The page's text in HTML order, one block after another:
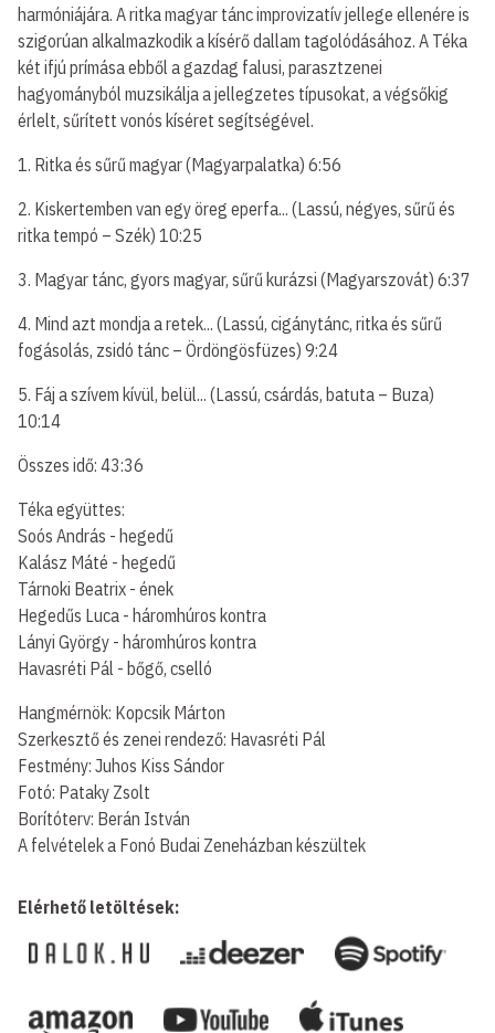
harmóniájára. A ritka magyar tánc improvizatív jellege ellenére is
szigorúan alkalmazkodik a kísérő dallam tagolódásához. A Téka
két ifjú prímása ebből a gazdag falusi, parasztzenei
hagyományból muzsikálja a jellegzetes típusokat, a végsőkig
érlelt, sűrített vonós kíséret segítségével.
1. Ritka és sűrű magyar (Magyarpalatka) 6:56
2. Kiskertemben van egy öreg eperfa... (Lassú, négyes, sűrű és
ritka tempó – Szék) 10:25
3. Magyar tánc, gyors magyar, sűrű kurázsi (Magyarszovát) 6:37
4. Mind azt mondja a retek... (Lassú, cigánytánc, ritka és sűrű
fogásolás, zsidó tánc – Ördöngösfüzes) 9:24
5. Fáj a szívem kívül, belül... (Lassú, csárdás, batuta – Buza)
10:14
Összes idő: 43:36
Téka együttes:
Soós András - hegedű
Kalász Máté - hegedű
Tárnoki Beatrix - ének
Hegedűs Luca - háromhúros kontra
Lányi György - háromhúros kontra
Havasréti Pál - bőgő, cselló
Hangmérnök: Kopcsik Márton
Szerkesztő és zenei rendező: Havasréti Pál
Festmény: Juhos Kiss Sándor
Fotó: Pataky Zsolt
Borítóterv: Berán István
A felvételek a Fonó Budai Zeneházban készültek
Elérhető letöltések: